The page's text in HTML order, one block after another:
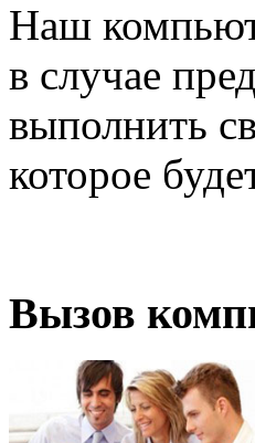
Наш
в случае
выполнить
которое
Вызов